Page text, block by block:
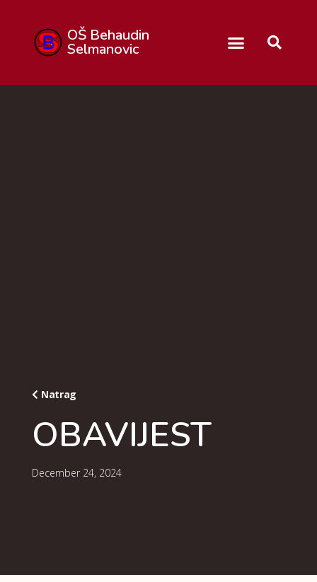
OŠ Behaudin
Selmanovic
Natrag
OBAVIJEST
December 24, 2024